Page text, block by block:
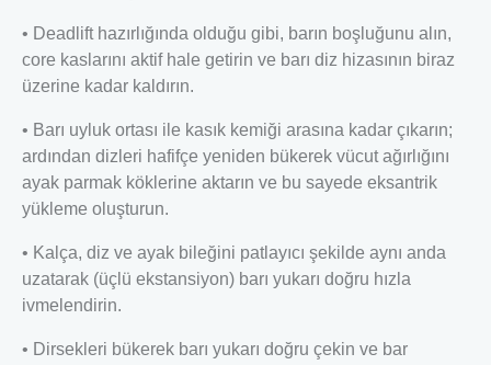
• Deadlift hazırlığında olduğu gibi, barın boşluğunu alın,
core kaslarını aktif hale getirin ve barı diz hizasının biraz
üzerine kadar kaldırın.
• Barı uyluk ortası ile kasık kemiği arasına kadar çıkarın;
ardından dizleri hafifçe yeniden bükerek vücut ağırlığını
ayak parmak köklerine aktarın ve bu sayede eksantrik
yükleme oluşturun.
• Kalça, diz ve ayak bileğini patlayıcı şekilde aynı anda
uzatarak (üçlü ekstansiyon) barı yukarı doğru hızla
ivmelendirin.
• Dirsekleri bükerek barı yukarı doğru çekin ve bar